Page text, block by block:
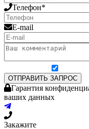
Телефон*
E-mail
ОТПРАВИТЬ ЗАПРОС
Гарантия
ваших данных
Закажите